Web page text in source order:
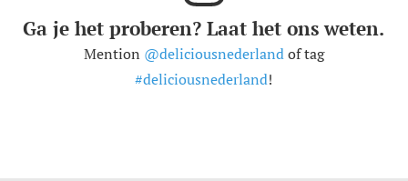
Ga je het proberen? Laat het ons weten.
Mention @deliciousnederlandof tag
#deliciousnederland!